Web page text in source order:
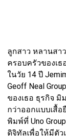
ลูกสาว หลานสา
ครอบครัวของเธ
ในวัย 14 ปี
Geoff Neal
ของเธอ ธุรกิจ มิ
กว่าออกแบบเสื้อ
พิมพ์ที่ Uno
ดิจิทัลเพื่อให้มีตั